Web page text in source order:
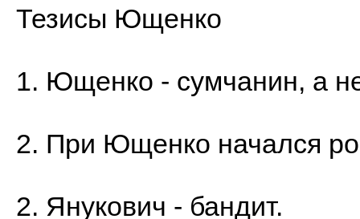
Тезисы Ющенко
1. Ющенко - сумчанин, а
2. При Ющенко начался
2. Янукович - бандит.